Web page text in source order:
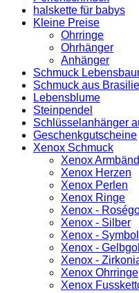
halskette für babys
Kleine Preise
Ohrringe
Ohrhänger
Anhänger
Schmuck
Schmuck aus
Lebensblume
Steinpendel
Schlüsselanhänger
Geschenkgutscheine
Xenox Schmuck
Xenox
Xenox Herzen
Xenox Perlen
Xenox Ringe
Xenox -
Xenox - Silber
Xenox -
Xenox -
Xenox -
Xenox Ohrringe
Xenox